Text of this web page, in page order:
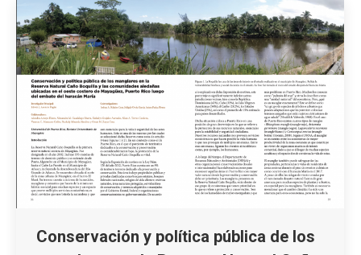
Conservación y política pública de los